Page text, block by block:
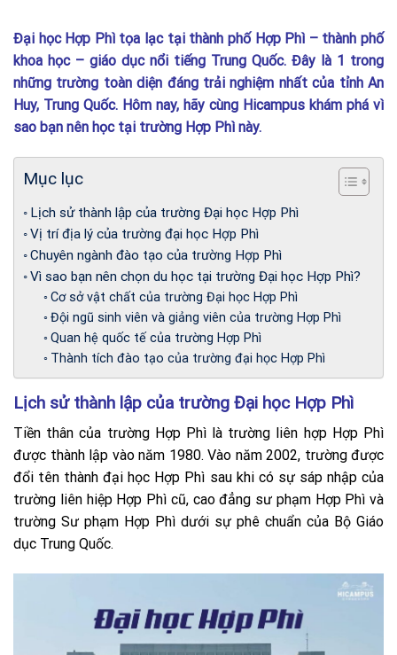
Đại học Hợp Phì tọa lạc tại thành phố Hợp Phì – thành phố
khoa học – giáo dục nổi tiếng Trung Quốc. Đây là 1 trong
những trường toàn diện đáng trải nghiệm nhất của tỉnh An
Huy, Trung Quốc. Hôm nay, hãy cùng Hicampus khám phá vì
sao bạn nên học tại trường Hợp Phì này.
Mục lục
Lịch sử thành lập của trường Đại học Hợp Phì
Vị trí địa lý của trường đại học Hợp Phì
Chuyên ngành đào tạo của trường Hợp Phì
Vì sao bạn nên chọn du học tại trường Đại học Hợp Phì?
Cơ sở vật chất của trường Đại học Hợp Phì
Đội ngũ sinh viên và giảng viên của trường Hợp Phì
Quan hệ quốc tế của trường Hợp Phì
Thành tích đào tạo của trường đại học Hợp Phì
Lịch sử thành lập của trường Đại học Hợp Phì
Tiền thân của trường Hợp Phì là trường liên hợp Hợp Phì
được thành lập vào năm 1980. Vào năm 2002, trường được
đổi tên thành đại học Hợp Phì sau khi có sự sáp nhập của
trường liên hiệp Hợp Phì cũ, cao đẳng sư phạm Hợp Phì và
trường Sư phạm Hợp Phì dưới sự phê chuẩn của Bộ Giáo
dục Trung Quốc.